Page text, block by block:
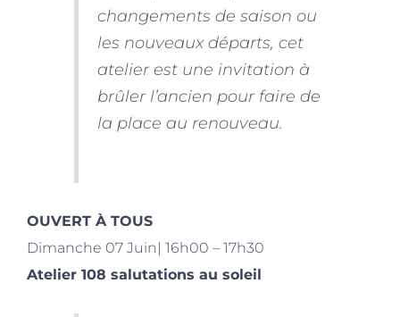
changements de saison ou
les nouveaux départs, cet
atelier est une invitation à
brûler l’ancien pour faire de
la place au renouveau.
OUVERT À TOUS
Dimanche 07 Juin| 16h00 – 17h30
Atelier 108 salutations au soleil